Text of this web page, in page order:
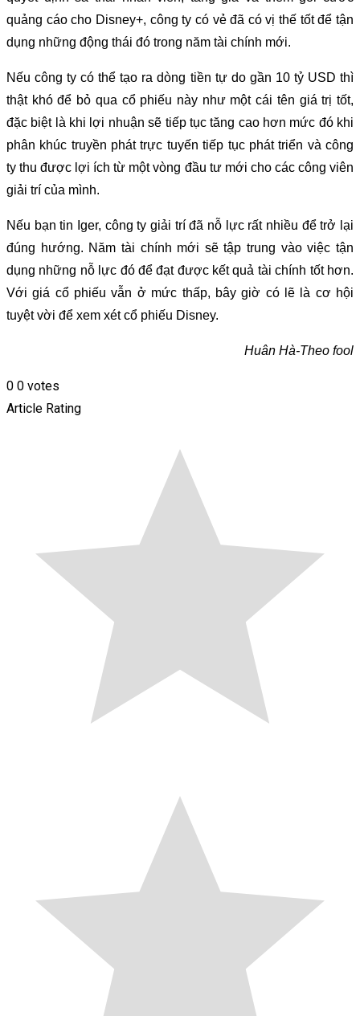
quảng cáo cho Disney+, công ty có vẻ đã có vị thế tốt để tận
dụng những động thái đó trong năm tài chính mới.
Nếu công ty có thể tạo ra dòng tiền tự do gần 10 tỷ USD thì
thật khó để bỏ qua cổ phiếu này như một cái tên giá trị tốt,
đặc biệt là khi lợi nhuận sẽ tiếp tục tăng cao hơn mức đó khi
phân khúc truyền phát trực tuyến tiếp tục phát triển và công
ty thu được lợi ích từ một vòng đầu tư mới cho các công viên
giải trí của mình.
Nếu bạn tin Iger, công ty giải trí đã nỗ lực rất nhiều để trở lại
đúng hướng. Năm tài chính mới sẽ tập trung vào việc tận
dụng những nỗ lực đó để đạt được kết quả tài chính tốt hơn.
Với giá cổ phiếu vẫn ở mức thấp, bây giờ có lẽ là cơ hội
tuyệt vời để xem xét cổ phiếu Disney.
Huân Hà-Theo fool
0 0 votes
Article Rating